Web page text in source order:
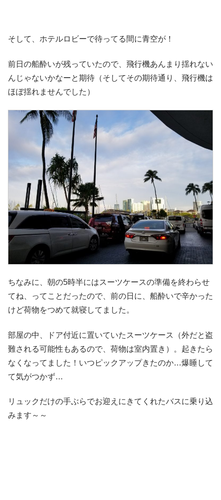
そして、ホテルロビーで待ってる間に青空が！
前日の船酔いが残っていたので、飛行機あんまり揺れない
んじゃないかなーと期待（そしてその期待通り、飛行機は
ほぼ揺れませんでした）
ちなみに、朝の5時半にはスーツケースの準備を終わらせ
てね、ってことだったので、前の日に、船酔いで辛かった
けど荷物をつめて就寝してました。
部屋の中、ドア付近に置いていたスーツケース（外だと盗
難される可能性もあるので、荷物は室内置き）。起きたら
なくなってました！いつピックアップきたのか…爆睡して
て気がつかず…
リュックだけの手ぶらでお迎えにきてくれたバスに乗り込
みます～～